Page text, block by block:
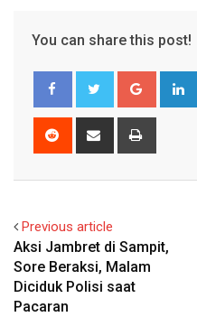
You can share this post!
Google+
Reddit
Share
Previous article
Aksi Jambret di Sampit,
Sore Beraksi, Malam
Diciduk Polisi saat
Pacaran